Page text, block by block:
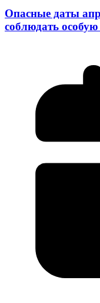
Опасные даты
соблюдать